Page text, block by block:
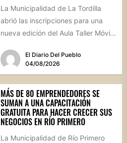
La Municipalidad de La Tordilla
abrió las inscripciones para una
nueva edición del Aula Taller Móvil
El Diario Del Pueblo
04/08/2026
MÁS DE 80 EMPRENDEDORES SE
SUMAN A UNA CAPACITACIÓN
GRATUITA PARA HACER CRECER SUS
NEGOCIOS EN RÍO PRIMERO
La Municipalidad de Río Primero